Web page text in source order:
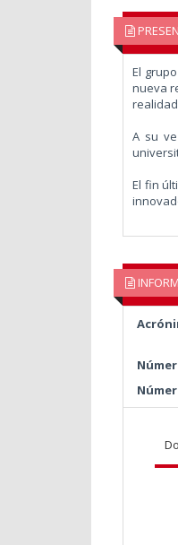
El
nueva
A su
El fin